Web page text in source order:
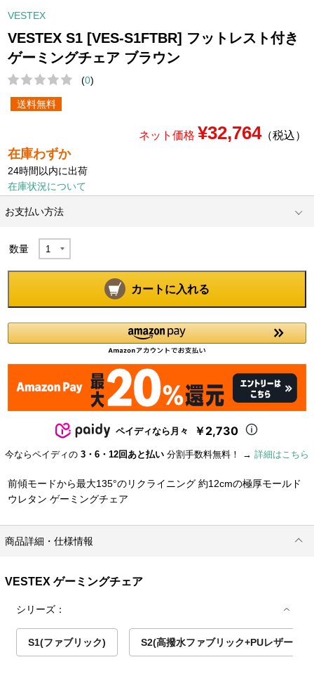
VESTEX
VESTEX S1 [VES-S1FTBR] フットレスト付き
ゲーミングチェア ブラウン
(0)
送料無料
ネット価格 ¥32,764（税込）
在庫わずか
24時間以内に出荷
在庫状況について
お支払い方法
数量
カートに入れる
ペイディなら月々 ￥2,730
今ならペイディの 3・6・12回あと払い 分割手数料無料！ → 詳細はこちら
前傾モードから最大135°のリクライニング 約12cmの極厚モールド
ウレタン ゲーミングチェア
商品詳細・仕様情報
VESTEX ゲーミングチェア
シリーズ：
S1(ファブリック) S2(高撥水ファブリック+PUレザー)